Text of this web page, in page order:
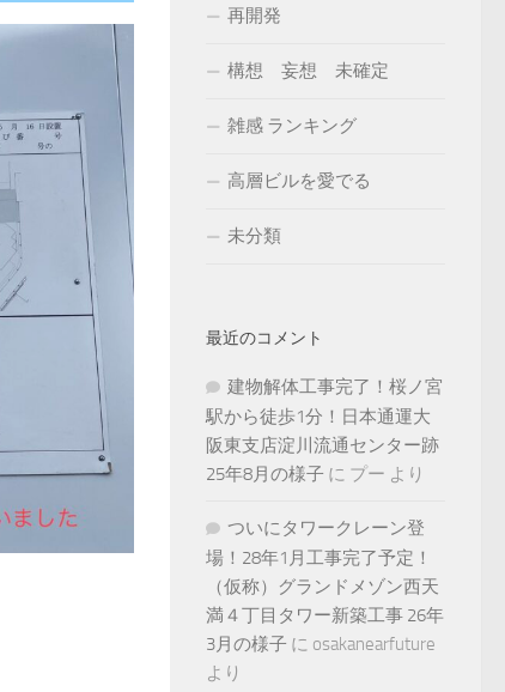
再開発
構想 妄想 未確定
雑感 ランキング
高層ビルを愛でる
未分類
最近のコメント
建物解体工事完了！桜ノ宮
駅から徒歩1分！日本通運大
阪東支店淀川流通センター跡
25年8月の様子 に プー より
ついにタワークレーン登
場！28年1月工事完了予定！
（仮称）グランドメゾン西天
満４丁目タワー新築工事 26年
3月の様子 に osakanearfuture
より